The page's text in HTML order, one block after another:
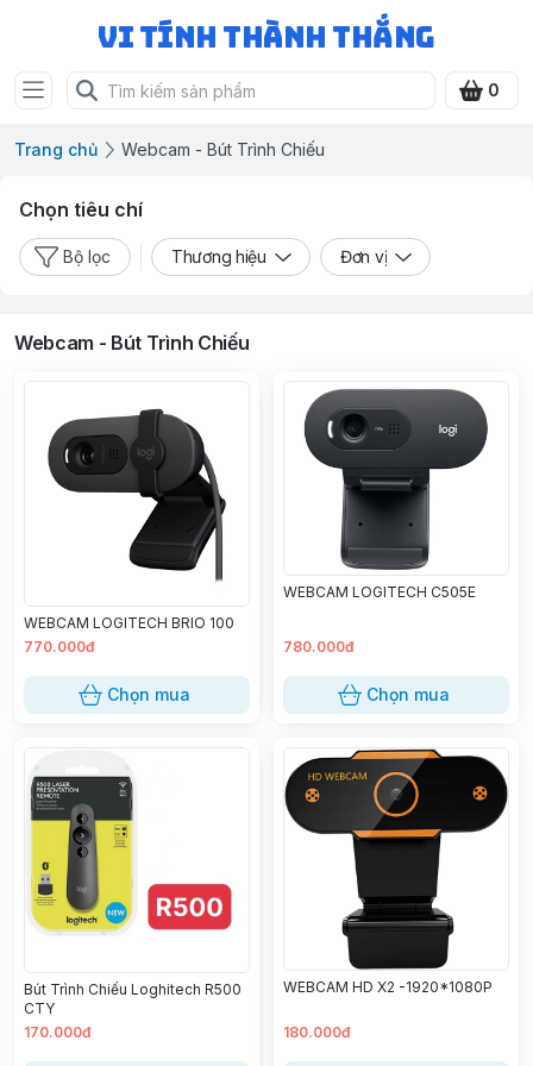
Vi Tính Thành Thắng
0
Trang chủ Webcam - Bút Trình Chiếu
Chọn tiêu chí
Bộ lọc Thương hiệu Đơn vị
Webcam - Bút Trình Chiếu
WEBCAM LOGITECH BRIO 100
770.000đ
Chọn mua
WEBCAM LOGITECH C505E
780.000đ
Chọn mua
Bút Trình Chiếu Loghitech R500
CTY
170.000đ
WEBCAM HD X2 -1920*1080P
180.000đ